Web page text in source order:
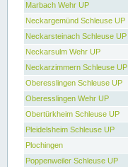
Marbach Wehr UP
Neckargemünd Schleuse UP
Neckarsteinach Schleuse UP
Neckarsulm Wehr UP
Neckarzimmern Schleuse UP
Oberesslingen Schleuse UP
Oberesslingen Wehr UP
Obertürkheim Schleuse UP
Pleidelsheim Schleuse UP
Plochingen
Poppenweiler Schleuse UP